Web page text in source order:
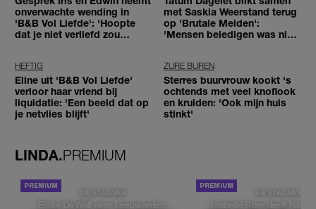
onverwachte wending in
'B&B Vol Liefde': 'Hoopte
dat je niet verliefd zou
met Saskia Weerstand terug
op 'Brutale Meiden':
'Mensen beledigen was niet
HEFTIG
Eline uit 'B&B Vol Liefde'
verloor haar vriend bij
liquidatie: 'Een beeld dat op
je netvlies blijft'
ZURE BUREN
Sterres buurvrouw kookt 's
ochtends met veel knoflook
en kruiden: 'Ook mijn huis
stinkt'
LINDA.PREMIUM
DE STAD VAN
Elske DeWall over Leeuwarden,
DE STAD VAN
Isabelle Boer deelt haar